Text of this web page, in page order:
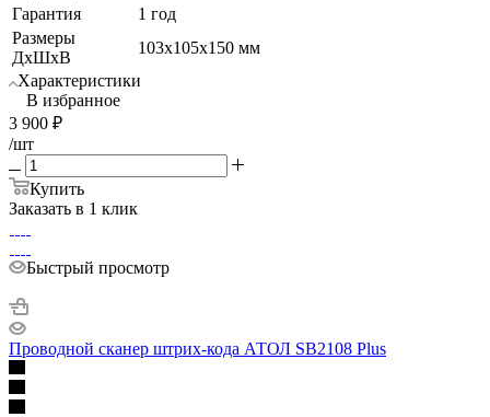
Гарантия
1 год
Размеры
ДхШхВ
103х105х150 мм
Характеристики
В избранное
3 900 ₽
/шт
Купить
Заказать в 1 клик
Быстрый просмотр
Проводной сканер штрих-кода АТОЛ SB2108 Plus